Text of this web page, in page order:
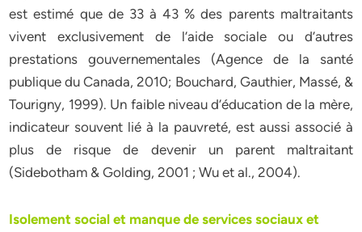
est estimé que de 33 à 43 % des parents maltraitants
vivent exclusivement de l’aide sociale ou d’autres
prestations gouvernementales (Agence de la santé
publique du Canada, 2010; Bouchard, Gauthier, Massé, &
Tourigny, 1999). Un faible niveau d’éducation de la mère,
indicateur souvent lié à la pauvreté, est aussi associé à
plus de risque de devenir un parent maltraitant
(Sidebotham & Golding, 2001 ; Wu et al., 2004).
Isolement social et manque de services sociaux et